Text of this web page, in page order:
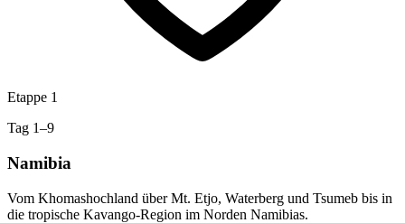
Etappe 1
Tag 1–9
Namibia
Vom Khomashochland über Mt. Etjo, Waterberg und Tsumeb bis in
die tropische Kavango-Region im Norden Namibias.